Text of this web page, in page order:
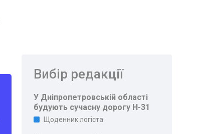
Вибір редакції
У Дніпропетровській області
будують сучасну дорогу Н-31
Щоденник логіста